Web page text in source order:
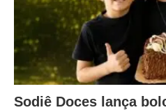
Sodiê Doces lança